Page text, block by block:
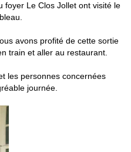
foyer Le Clos Jollet ont visité le
avons profité de cette sortie
train et aller au restaurant.
les personnes concernées
journée.